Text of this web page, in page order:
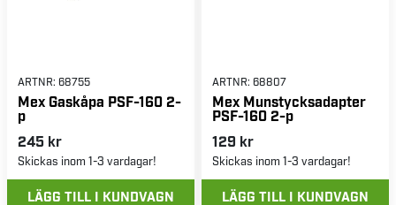
ARTNR: 68755
Mex Gaskåpa PSF-160 2-
p
245 kr
Skickas inom 1-3 vardagar!
LÄGG TILL I KUNDVAGN
ARTNR: 68807
Mex Munstycksadapter
PSF-160 2-p
129 kr
Skickas inom 1-3 vardagar!
LÄGG TILL I KUNDVAGN